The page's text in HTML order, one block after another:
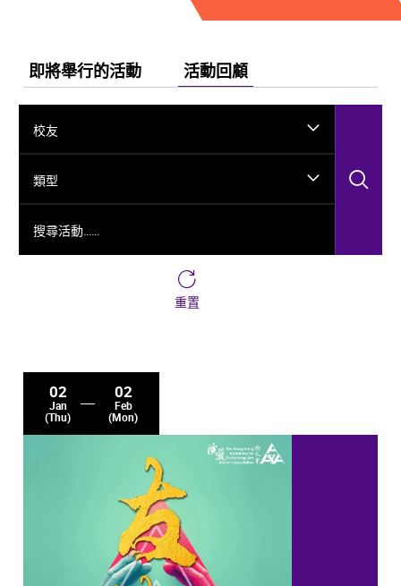
即將舉行的活動 活動回顧
校友
類型
重置
02
Jan
(Thu)
02
Feb
(Mon)